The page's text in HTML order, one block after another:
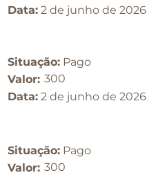
Data: 2 de junho de 2026
Situação:
Valor:
Data:
Pago
300
2 de junho de 2026
Situação:
Valor:
Pago
300